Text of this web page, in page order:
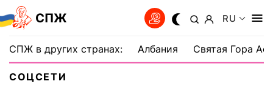
СПЖ RU
СПЖ в других странах: Албания Святая Гора
СОЦСЕТИ